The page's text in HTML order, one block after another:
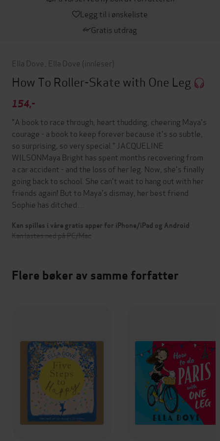
Legg til i ønskeliste
Gratis utdrag
Ella Dove Ella Dove (innleser)
How To Roller-Skate with One Leg
154,-
"A book to race through, heart thudding, cheering Maya's
courage - a book to keep forever because it's so subtle,
so surprising, so very special." JACQUELINE
WILSONMaya Bright has spent months recovering from
a car accident - and the loss of her leg. Now, she's finally
going back to school. She can't wait to hang out with her
friends again! But to Maya's dismay, her best friend
Sophie has ditched…
Kan spilles i våre gratis apper for iPhone/iPad og Android
Kan lastes ned på PC/Mac
Flere bøker av samme forfatter